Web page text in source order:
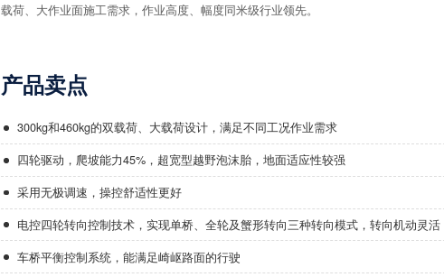
载荷、大作业面施工需求，作业高度、幅度同米级行业领先。
产品卖点
300kg和460kg的双载荷、大载荷设计，满足不同工况作业需求
四轮驱动，爬坡能力45%，超宽型越野泡沫胎，地面适应性较强
采用无极调速，操控舒适性更好
电控四轮转向控制技术，实现单桥、全轮及蟹形转向三种转向模式，转向机动灵活
车桥平衡控制系统，能满足崎岖路面的行驶